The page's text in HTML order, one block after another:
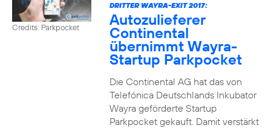
Credits: Parkpocket
DRITTER WAYRA-EXIT 2017:
Autozulieferer
Continental
übernimmt Wayra-
Startup Parkpocket
Die Continental AG hat das von
Telefónica Deutschlands Inkubator
Wayra geförderte Startup
Parkpocket gekauft. Damit verstärkt